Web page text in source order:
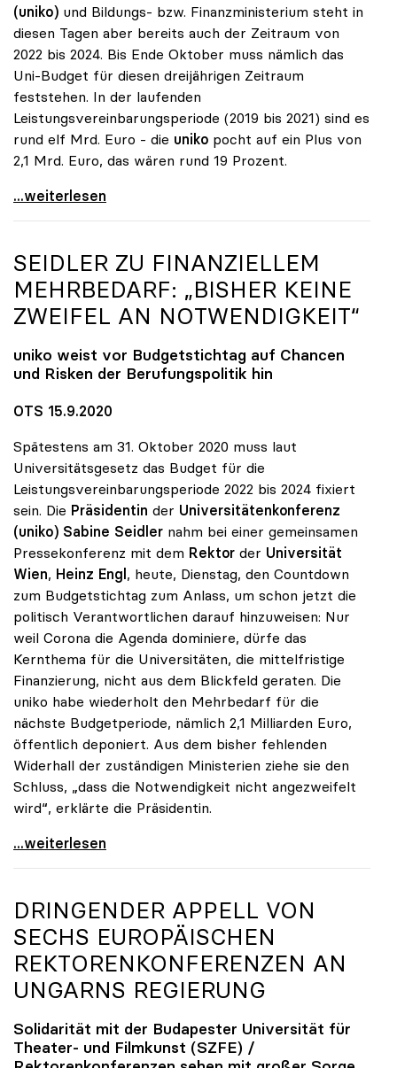
(uniko) und Bildungs- bzw. Finanzministerium steht in
diesen Tagen aber bereits auch der Zeitraum von
2022 bis 2024. Bis Ende Oktober muss nämlich das
Uni-Budget für diesen dreijährigen Zeitraum
feststehen. In der laufenden
Leistungsvereinbarungsperiode (2019 bis 2021) sind es
rund elf Mrd. Euro - die uniko pocht auf ein Plus von
2,1 Mrd. Euro, das wären rund 19 Prozent.
Uni-Budget: Ringen um Finanzen ab 2022
...weiterlesen
SEIDLER ZU FINANZIELLEM
MEHRBEDARF: „BISHER KEINE
ZWEIFEL AN NOTWENDIGKEIT“
uniko weist vor Budgetstichtag auf Chancen
und Risken der Berufungspolitik hin
OTS 15.9.2020
Spätestens am 31. Oktober 2020 muss laut
Universitätsgesetz das Budget für die
Leistungsvereinbarungsperiode 2022 bis 2024 fixiert
sein. Die Präsidentin der Universitätenkonferenz
(uniko) Sabine Seidler nahm bei einer gemeinsamen
Pressekonferenz mit dem Rektor der Universität
Wien, Heinz Engl , heute, Dienstag, den Countdown
zum Budgetstichtag zum Anlass, um schon jetzt die
politisch Verantwortlichen darauf hinzuweisen: Nur
weil Corona die Agenda dominiere, dürfe das
Kernthema für die Universitäten, die mittelfristige
Finanzierung, nicht aus dem Blickfeld geraten. Die
uniko habe wiederholt den Mehrbedarf für die
nächste Budgetperiode, nämlich 2,1 Milliarden Euro,
öffentlich deponiert. Aus dem bisher fehlenden
Widerhall der zuständigen Ministerien ziehe sie den
Schluss, „dass die Notwendigkeit nicht angezweifelt
wird“, erklärte die Präsidentin.
Seidler zu finanziellem Mehrbedarf: „Bisher keine
...weiterlesen
DRINGENDER APPELL VON
SECHS EUROPÄISCHEN
REKTORENKONFERENZEN AN
UNGARNS REGIERUNG
Solidarität mit der Budapester Universität für
Theater- und Filmkunst (SZFE) /